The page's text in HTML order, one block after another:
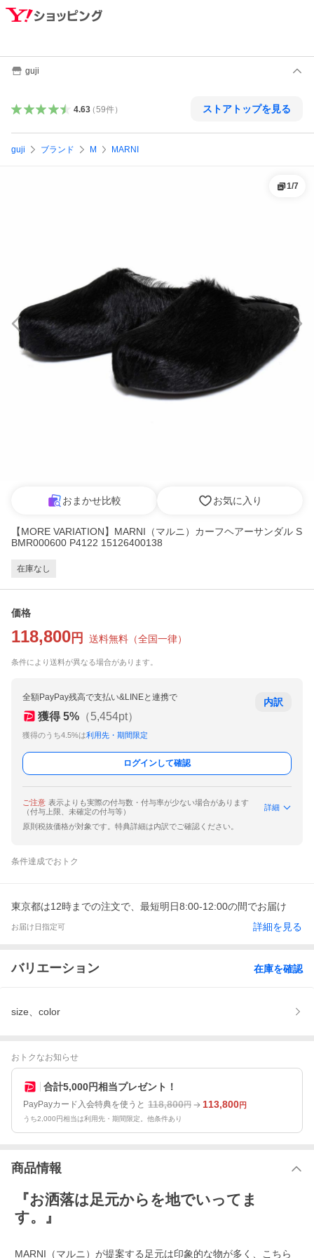
guji
4.63（59件） ストアトップを見る
guji ブランド M MARNI
1/7
おまかせ比較 お気に入り
【MORE VARIATION】MARNI（マルニ）カーフヘアーサンダル S
BMR000600 P4122 15126400138
在庫なし
価格
118,800 円 送料無料 （全国一律）
条件により送料が異なる場合があります。
全額PayPay残高で支払い&LINEと連携で
獲得 5% （5,454pt）
獲得のうち4.5%は利用先・期間限定
内訳
ログインして確認
ご注意 表示よりも実際の付与数・付与率が少ない場合があります
（付与上限、未確定の付与等）
詳細
原則税抜価格が対象です。特典詳細は内訳でご確認ください。
条件達成でおトク
東京都は12時までの注文で、最短明日8:00-12:00の間でお届け
お届け日指定可 詳細を見る
バリエーション 在庫を確認
size、color
おトクなお知らせ
合計5,000円相当プレゼント！
PayPayカード入会特典を使うと 118,800円 113,800円
うち2,000円相当は利用先・期間限定。他条件あり
商品情報
『お洒落は足元からを地でいってま
す。』
MARNI（マルニ）が提案する足元は印象的な物が多く、こちら